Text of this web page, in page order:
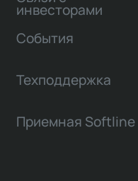
инвесторами
События
Техподдержка
Приемная Softline